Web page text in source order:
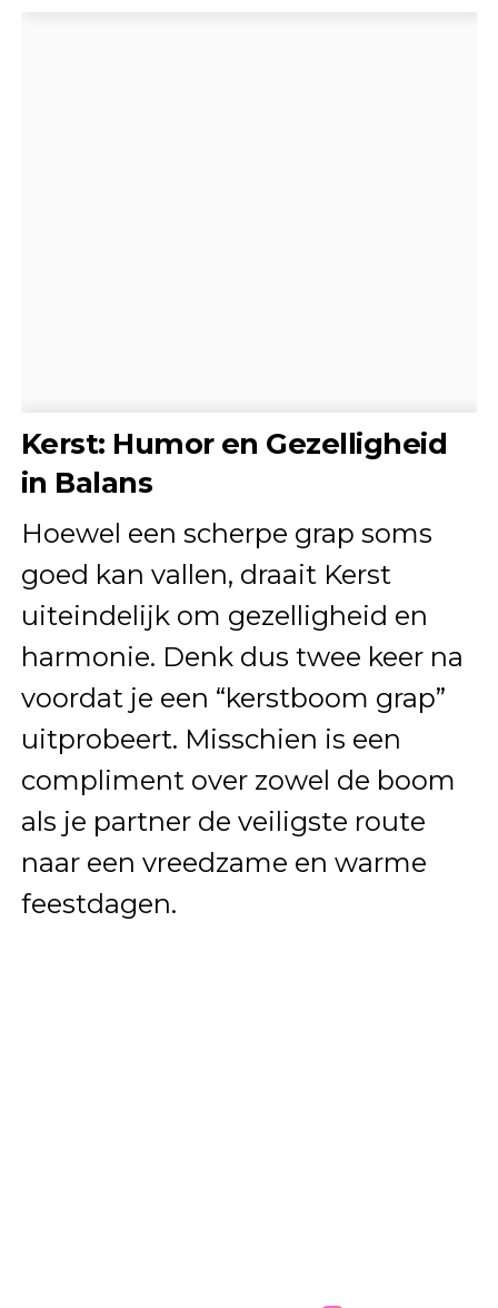
Kerst: Humor en Gezelligheid
in Balans
Hoewel een scherpe grap soms
goed kan vallen, draait Kerst
uiteindelijk om gezelligheid en
harmonie. Denk dus twee keer na
voordat je een “kerstboom grap”
uitprobeert. Misschien is een
compliment over zowel de boom
als je partner de veiligste route
naar een vreedzame en warme
feestdagen.